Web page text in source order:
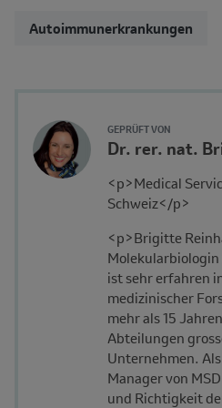
Autoimmunerkrankungen
GEPRÜFT VON
Author's
Avatar
Name
Affiliation
Dr. rer. nat.
Description
<p>Medical
Schweiz</p>
<p>Brigitte
ist sehr erfahren
medizinischer
mehr als 15
Abteilungen
Unternehmen.
Manager von
und Richtigkeit